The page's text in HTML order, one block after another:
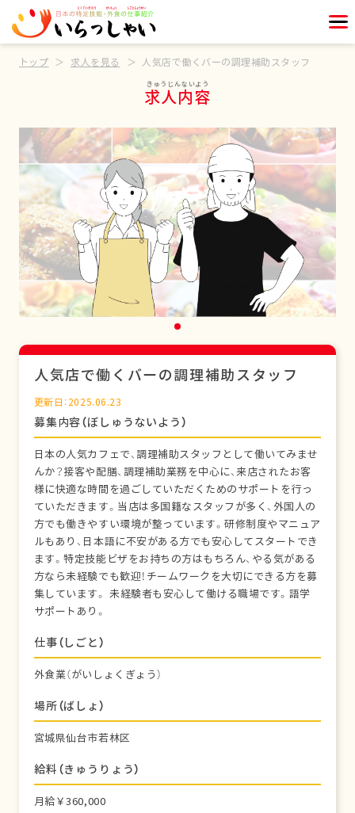
トップ 求人を見る 人気店で働くバーの調理補助スタッフ
求人内容
人気店で働くバーの調理補助スタッフ
更新日：2025.06.23
募集内容（ぼしゅうないよう）
日本の人気カフェで、調理補助スタッフとして働いてみませ
んか？接客や配膳、調理補助業務を中心に、来店されたお客
様に快適な時間を過ごしていただくためのサポートを行っ
ていただきます。当店は多国籍なスタッフが多く、外国人の
方でも働きやすい環境が整っています。研修制度やマニュア
ルもあり、日本語に不安がある方でも安心してスタートでき
ます。特定技能ビザをお持ちの方はもちろん、やる気がある
方なら未経験でも歓迎！チームワークを大切にできる方を募
集しています。 未経験者も安心して働ける職場です。語学
サポートあり。
仕事（しごと）
外食業（がいしょくぎょう）
場所（ばしょ）
宮城県仙台市若林区
給料（きゅうりょう）
月給￥360,000